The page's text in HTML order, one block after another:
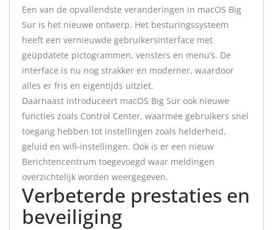
Een van de opvallendste veranderingen in macOS Big
Sur is het nieuwe ontwerp. Het besturingssysteem
heeft een vernieuwde gebruikersinterface met
geüpdatete pictogrammen, vensters en menu’s. De
interface is nu nog strakker en moderner, waardoor
alles er fris en eigentijds uitziet.
Daarnaast introduceert macOS Big Sur ook nieuwe
functies zoals Control Center, waarmee gebruikers snel
toegang hebben tot instellingen zoals helderheid,
geluid en wifi-instellingen. Ook is er een nieuw
Berichtencentrum toegevoegd waar meldingen
overzichtelijk worden weergegeven.
Verbeterde prestaties en
beveiliging